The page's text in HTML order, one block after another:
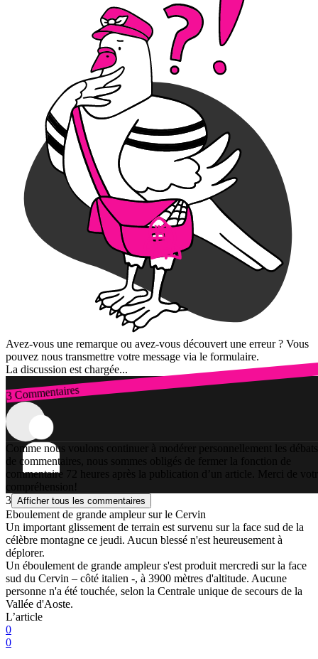
Avez-vous une remarque ou avez-vous découvert une erreur ? Vous
pouvez nous transmettre votre message via le formulaire.
La discussion est chargée...
3 Commentaires
Connexion
Comme nous voulons continuer à modérer personnellement les débats
de commentaires, nous sommes obligés de fermer la fonction de
commentaire 72 heures après la publication d’un article. Merci de
compréhension!
3 Afficher tous les commentaires
Eboulement de grande ampleur sur le Cervin
Un important glissement de terrain est survenu sur la face sud de la
célèbre montagne ce jeudi. Aucun blessé n'est heureusement à
déplorer.
Un éboulement de grande ampleur s'est produit mercredi sur la face
sud du Cervin – côté italien -, à 3900 mètres d'altitude. Aucune
personne n'a été touchée, selon la Centrale unique de secours de la
Vallée d'Aoste.
L’article
0
0